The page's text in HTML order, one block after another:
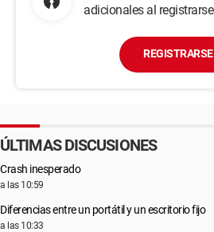
adicionales al registrarse
REGISTRARSE
ÚLTIMAS DISCUSIONES
Crash inesperado
a las 10:59
Diferencias entre un portátil y un escritorio fijo
a las 10:33